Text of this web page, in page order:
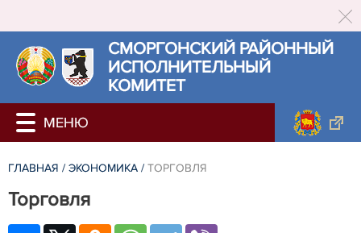
СМОРГОНСКИЙ РАЙОННЫЙ
ИСПОЛНИТЕЛЬНЫЙ
КОМИТЕТ
ГЛАВНАЯ / ЭКОНОМИКА / ТОРГОВЛЯ
Торговля